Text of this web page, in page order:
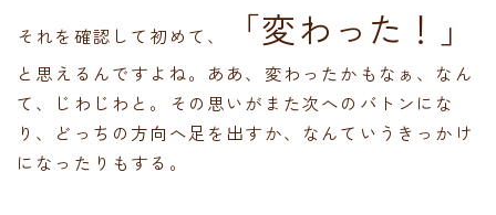
それを確認して初めて、 「変わった！」
と思えるんですよね。ああ、変わったかもなぁ、なん
て、じわじわと。その思いがまた次へのバトンにな
り、どっちの方向へ足を出すか、なんていうきっかけ
になったりもする。